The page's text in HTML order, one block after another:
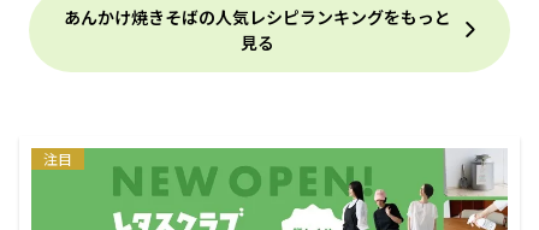
あんかけ焼きそばの人気レシピランキングをもっと
見る
注目